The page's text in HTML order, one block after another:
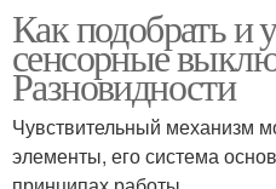
Как подобрать и
сенсорные
Разновидности
Чувствительный механизм
элементы, его система